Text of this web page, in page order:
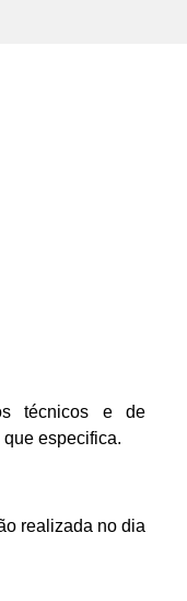
técnicos e de
especifica.
realizada no dia